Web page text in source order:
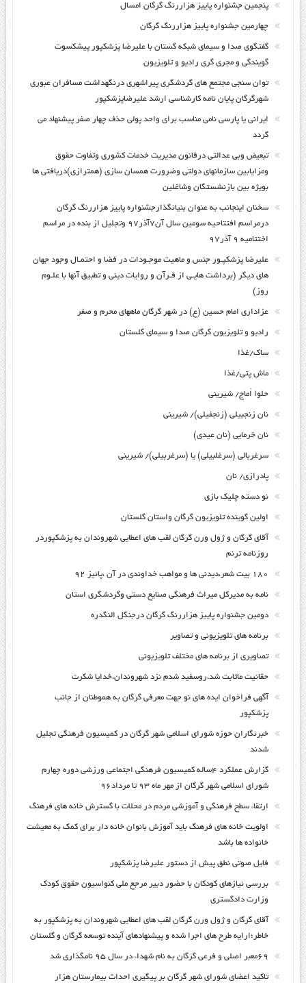
پنجمین جشنواره پاییز هزاررنگ گرگان امسال
چهارمین جشنواره پاییز هزاررنگ گرگان
گفتگوی صدا و سیمای شبکه گستان با علیرضا پزشکپور پیشکسوت
گویندگی و مجری گری رادیو و تلویزیون
توان سنجی مجتمع های گردشگری پیراشهری درنگهداشت مسافران عبوری
شهرگرگان پایان نامه کارشناسی ارشد علیرضاپزشکپور
ایرانی یا پارسی نامی مناسب برای واحد پولی حذف چهار صفر پیشنهاد می
گردد
تبعیض وبی عدالتی درقانون مدیریت خدمات کشوری وتفاوت حقوق
ومزایابین سازمانهای دولتی وضرورت همسان سازی (همترازی)دریافتی ها
بویژه بین بازنشستگان وشاغلین
سخنان اینجانب به عنوان بنیانگذارجشنواره پاییز هزاررنگ گرگان
درمراسم افتتاحیه سومین سال آن۷آذر۹۷ وتجلیل از بنده در مراسم
اختتامیه ۹ آذر۹۷
علیرضا پزشکپـور جنس و ماهیت موجـودات در فضا و احتمـال وجود جهان
های دیگر (برداشت هایـی از قـرآن و روایات دینی و تطبیق آنها با علـوم
روز)
عزاداری امام حسین (ع) در شهر گرگان ماههای محرم و صفر
رادیو و تلویزیون گرگان صدا و سیمای گلستان
ساک/غذا
ماش پتی/غذا
حلوا اُماج/ شیرینی
نان زنجبیلی (زنجفیلی)/ شیرینی
نان خرمایی (نان عیدی)
سرغربالی (سرغلبیلی) یا (سرغربیلی)/ شیرینی
پادرازی/ نان
نو دسته چلیک بازی
اولین گوینده تلویزیون گرگان واستان گلستان
آقای گرگان و ژول ورن گرگان لقب های اعطایی شهروندان به پزشکپوردر
روزنامه ترنم
۱۸۰ بیت شعر،دیدنی ها و مواهب خداوندی در آن ،پائیز ۹۲
نامه به مدیرکل میراث فرهنگی صنایع دستی وگردشگری استان
دومین جشنواره پاییز هزاررنگ گرگان درجنگل النگدره
برنامه های تلویزیونی و تصاویر
تصاویری از برنامه های مختلف تلویزیونی
حقانیت ماثابت شد،روسفید شدم نزد شهروندان،خدایا شکرت
آگهی فراخوان ایده های نو جهت معرفی گرگان به هموطنان از جانب
پزشکپور
خبرنگاران حوزه شورای اسلامی شهر گرگان در کمیسیون فرهنگی تجلیل
شدند
گزارش عملکرد ۴ساله کمیسیون فرهنگی اجتماعی ورزشی دوره چهارم
شورای اسلامی شهر گرگان از مهر ماه ۹۳ تا مرداد۹۶
ارتقاء سطح فرهنگی و آموزشی مردم در محلات با گسترش خانه های فرهنگ
اولویت خانه های فرهنگ باید آموزش بانوان خانه دار برای کمک به معیشت
خانواده ها باشد
فایل صوتی نطق پیش از دستور علیرضا پزشکپور
بررسی نیازهای کودکان با حضور دبیر مرجع ملی کنواسیون حقوق کودک
وزارت دادگستری
آقای گرگان و ژول ورن گرگان لقب های اعطایی شهروندان به پزشکپور به
خاطر؛ارایه طرح های اجرا شده و پیشنهادهای آینده توسعه گرگان و گلستان
۶۹معبر اصلی و فرعی گرگان به نام شهداء در سال ۹۵ نامگذاری شد
تاکید اعضای شورای شهر گرگان بر پیگیری احداث بیمارستان هزار